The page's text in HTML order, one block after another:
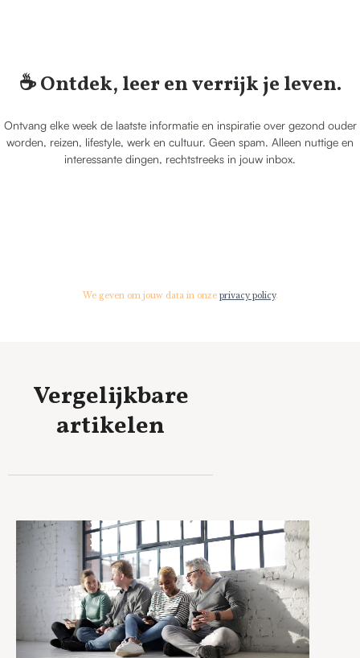
☕️ Ontdek, leer en verrijk je leven.
Ontvang elke week de laatste informatie en inspiratie over gezond ouder
worden, reizen, lifestyle, werk en cultuur. Geen spam. Alleen nuttige en
interessante dingen, rechtstreeks in jouw inbox.
We geven om jouw data in onze privacy policy.
Vergelijkbare
artikelen